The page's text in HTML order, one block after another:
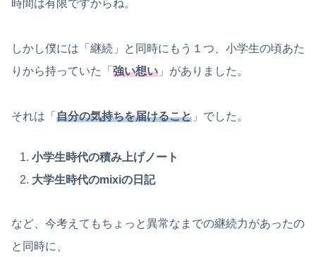
時間は有限ですからね。
しかし僕には「継続」と同時にもう１つ、小学生の頃あた
りから持っていた「 強い想い 」がありました。
それは「 自分の気持ちを届けること 」でした。
小学生時代の積み上げノート
大学生時代のmixiの日記
など、今考えてもちょっと異常なまでの継続力があったの
と同時に、